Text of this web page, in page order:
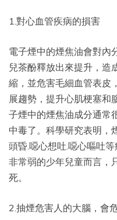
1.對心血管疾病的損害
電子煙中的煙焦油會對內
兒茶酚釋放出來提升，造
縮，並危害毛細血管表皮
展趨勢，提升心肌梗塞和
子煙中的煙焦油成分通常
中毒了。科學研究表明，
頭昏.噁心想吐.噁心嘔吐
非常弱的少年兒童而言，
死。
2.抽煙危害人的大腦，會